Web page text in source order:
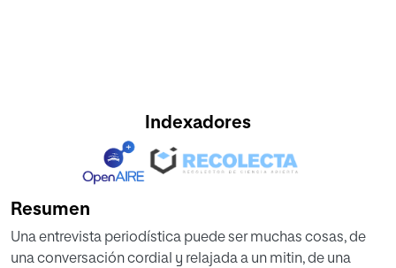
Indexadores
Resumen
Una entrevista periodística puede ser muchas cosas, de
una conversación cordial y relajada a un mitin, de una